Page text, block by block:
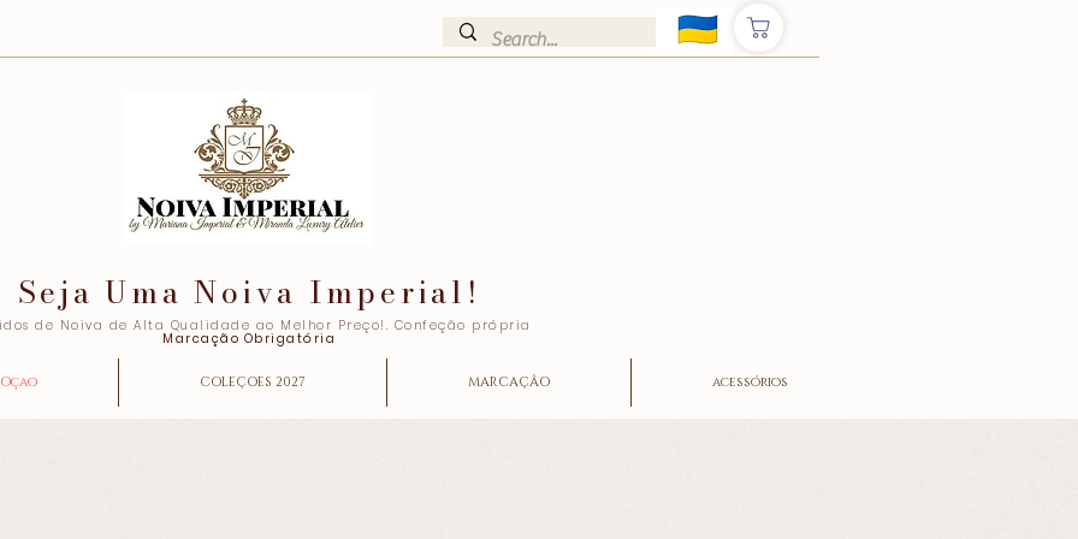
Seja Uma Noiva Imperial!
de Noiva de Alta Qualidade ao Melhor Preço!. Confeção própria
Marcação Obrigatória
COLEÇOES 2027 MARCAÇÃO acessórios